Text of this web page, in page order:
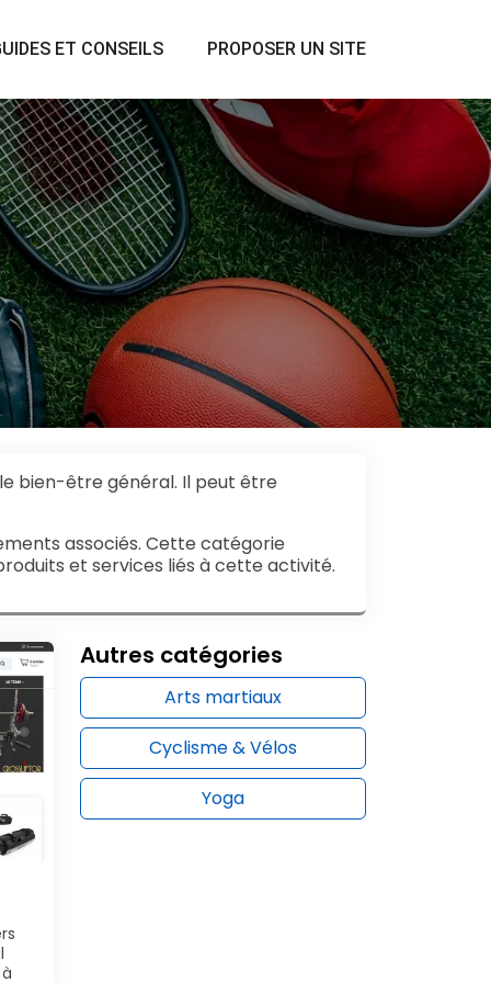
ET CONSEILS PROPOSER UN SITE
bien-être général. Il peut être
associés. Cette catégorie
et services liés à cette activité.
Autres catégories
Arts martiaux
Cyclisme & Vélos
Yoga